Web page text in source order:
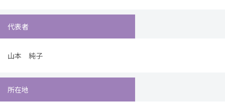
代表者
山本 純子
所在地